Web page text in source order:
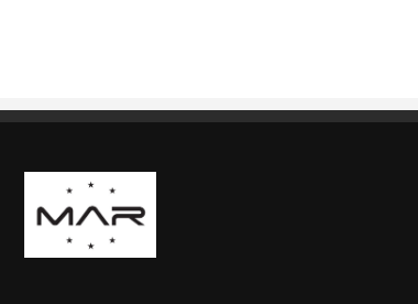
Boutique Mags à Rabais